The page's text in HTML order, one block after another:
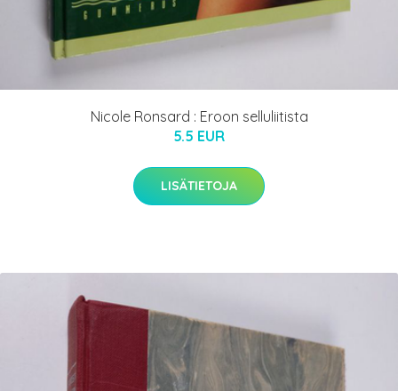
Nicole Ronsard : Eroon selluliitista
5.5 EUR
LISÄTIETOJA